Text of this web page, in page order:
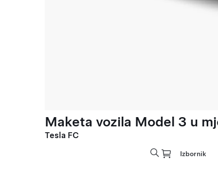
Maketa vozila Model 3 u
Tesla FC
Izbornik